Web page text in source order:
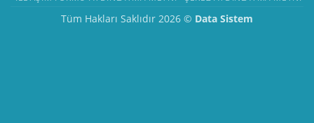
Tüm Hakları Saklıdır 2026 © Data Sistem